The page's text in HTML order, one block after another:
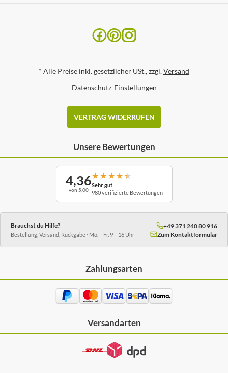
* Alle Preise inkl. gesetzlicher USt., zzgl.Versand
Datenschutz-Einstellungen
VERTRAG WIDERRUFEN
Unsere Bewertungen
4,36
von 5,00
★ ★ ★ ★ ★
Sehr gut
980 verifizierte Bewertungen
Brauchst du Hilfe?
Bestellung, Versand, Rückgabe · Mo. – Fr. 9 – 16 Uhr
+49 371 240 80 916
Zum Kontaktformular
Zahlungsarten
Versandarten